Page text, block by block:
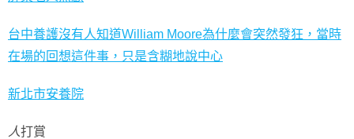
台中養護沒有人知道William Moore為什麼會突然發狂，當時
在場的回想這件事，只是含糊地說中心
新北市安養院
人打賞